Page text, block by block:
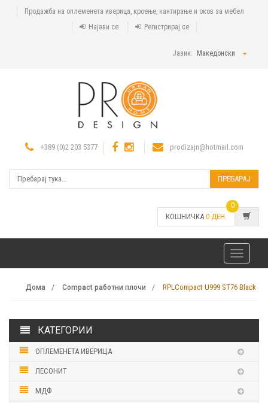
Продажба на оплеменета иверица, кроење, кантирање и оков за мебел
Најави се
Регистрирај се
Јазик: Македонски
+389 (0)2 203 5377 prodizajn@hotmail.com
ПРЕБАРАЈ
КОШНИЧКА 0 ДЕН.
0
Toggle
navigation
Дома Compact работни плочи RPLCompact U999 ST76 Black
КАТЕГОРИИ
ОПЛЕМЕНЕТА ИВЕРИЦА
ЛЕСОНИТ
МДФ